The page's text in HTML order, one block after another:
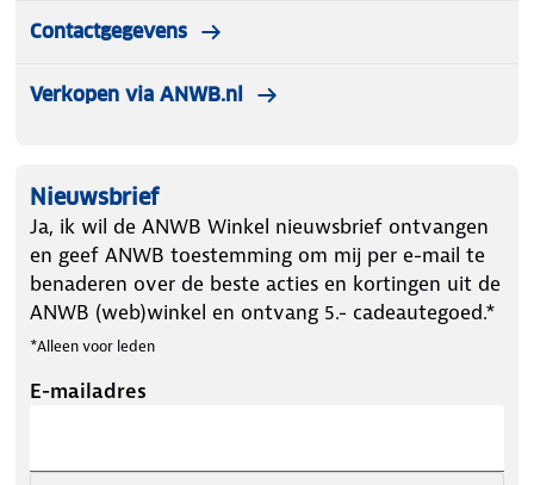
installatie is zo geregeld. Liever schroeven? Dat kan
natuurlijk ook.
Met een hoogte van slechts 2,8 cm heeft de CS11R
een strak en onopvallend ontwerp. De melder
voldoet aan de Europese normen EN14604 (rook) en
EN50291 (CO) en draagt het CE-keurmerk, wat staat
voor kwaliteit en veiligheid.
Contactgegevens
Verkopen via ANWB.nl
Nieuwsbrief
Ja, ik wil de ANWB Winkel nieuwsbrief ontvangen
en geef ANWB toestemming om mij per e-mail te
benaderen over de beste acties en kortingen uit de
ANWB (web)winkel en ontvang 5.- cadeautegoed.*
*Alleen voor leden
E-mailadres